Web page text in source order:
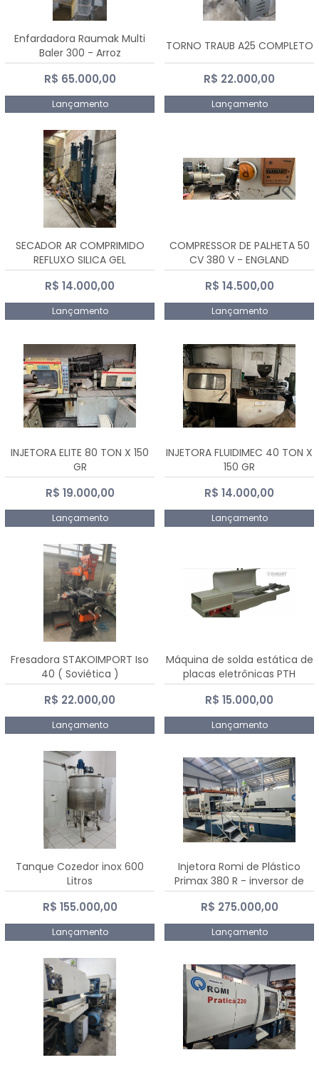
Enfardadora Raumak Multi
Baler 300 - Arroz
R$ 65.000,00
Lançamento
TORNO TRAUB A25 COMPLETO
R$ 22.000,00
Lançamento
SECADOR AR COMPRIMIDO
REFLUXO SILICA GEL
R$ 14.000,00
Lançamento
COMPRESSOR DE PALHETA 50
CV 380 V - ENGLAND
R$ 14.500,00
Lançamento
INJETORA ELITE 80 TON X 150
GR
R$ 19.000,00
Lançamento
INJETORA FLUIDIMEC 40 TON X
150 GR
R$ 14.000,00
Lançamento
Fresadora STAKOIMPORT Iso
40 ( Soviética )
R$ 22.000,00
Lançamento
Máquina de solda estática de
placas eletrônicas PTH
DIALSAT
R$ 15.000,00
Lançamento
Tanque Cozedor inox 600
Litros
R$ 155.000,00
Lançamento
Injetora Romi de Plástico
Primax 380 R - inversor de
frequência NR 12 - 2008
R$ 275.000,00
Lançamento